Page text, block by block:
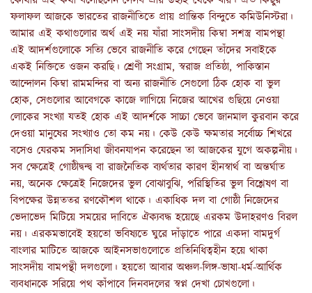
ফলাফল আজকে ভারতের রাজনীতিতে প্রায় প্রান্তিক বিন্দুতে কমিউনিস্টরা।
আমার এই কথাগুলোর অর্থ এই নয় যাঁরা সাংসদীয় কিম্বা সশস্ত্র বামপন্থা
এই আদর্শগুলোকে সত্যি ভেবে রাজনীতি করে গেছেন তাঁদের সবাইকে
একই নিক্তিতে ওজন করছি। শ্রেণী সংগ্রাম, স্বরাজ প্রতিষ্ঠা, পাকিস্তান
আন্দোলন কিম্বা রামমন্দির বা অন্য রাজনীতি সেগুলো ঠিক হোক বা ভুল
হোক, সেগুলোর আবেগকে কাজে লাগিয়ে নিজের আখের গুছিয়ে নেওয়া
লোকের সংখ্যা যতই হোক এই আদর্শকে সাচ্চা ভেবে জানমাল কুরবান করে
দেওয়া মানুষের সংখ্যাও তো কম নয়। কেউ কেউ ক্ষমতার সর্বোচ্চ শিখরে
বসেও যেরকম সদাসিধা জীবনযাপন করেছেন তা আজকের যুগে অকল্পনীয়।
সব ক্ষেত্রেই গোষ্ঠীদ্বন্দ্ব বা রাজনৈতিক ব্যর্থতার কারণ হীনস্বার্থ বা অন্তর্ঘাত
নয়, অনেক ক্ষেত্রেই নিজেদের ভুল বোঝাবুঝি, পরিস্থিতির ভুল বিশ্লেষণ বা
বিপক্ষের উন্নততর রণকৌশল থাকে। একাধিক দল বা গোষ্ঠী নিজেদের
ভেদাভেদ মিটিয়ে সময়ের দাবিতে ঐক্যবদ্ধ হয়েছে এরকম উদাহরণও বিরল
নয়। এরকমভাবেই হয়তো ভবিষ্যতে ঘুরে দাঁড়াতে পারে একদা বামদুর্গ
বাংলার মাটিতে আজকে আইনসভাগুলোতে প্রতিনিধিত্বহীন হয়ে থাকা
সাংসদীয় বামপন্থী দলগুলো। হয়তো আবার অঞ্চল-লিঙ্গ-ভাষা-ধর্ম-আর্থিক
ব্যবধানকে সরিয়ে পথ কাঁপাবে দিনবদলের স্বপ্ন দেখা চোখগুলো।